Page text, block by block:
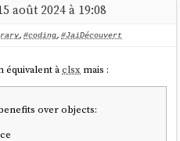
œuvre deListr2 :
sklein-pkm-
utiliser.
par défaut pour implémenter un
traitement en ligne de
août 2024 à 19:08
, #coding, #JaiDécouvert
équivalent àclsx mais :
over objects: